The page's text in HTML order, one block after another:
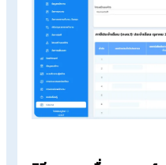
วิธีดาวน์โหลดไฟล์ ภ.ง.ด.1/
HumanSoft ให้เข้าไปที่เ
เดือน (ภงด.1 หรือภ.ง.ด